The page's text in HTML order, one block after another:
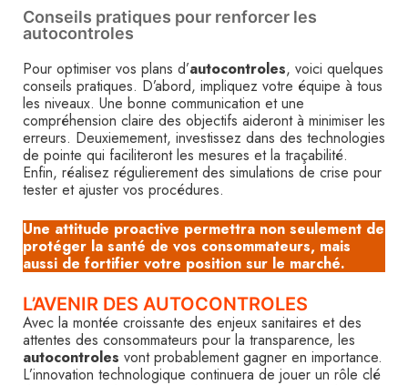
Conseils pratiques pour renforcer les
autocontroles
Pour optimiser vos plans d’autocontroles, voici quelques
conseils pratiques. D’abord, impliquez votre équipe à tous
les niveaux. Une bonne communication et une
compréhension claire des objectifs aideront à minimiser les
erreurs. Deuxiemement, investissez dans des technologies
de pointe qui faciliteront les mesures et la traçabilité.
Enfin, réalisez régulierement des simulations de crise pour
tester et ajuster vos procédures.
Une attitude proactive permettra non seulement de
protéger la santé de vos consommateurs, mais
aussi de fortifier votre position sur le marché.
L’AVENIR DES AUTOCONTROLES
Avec la montée croissante des enjeux sanitaires et des
attentes des consommateurs pour la transparence, les
autocontroles vont probablement gagner en importance.
L’innovation technologique continuera de jouer un rôle clé